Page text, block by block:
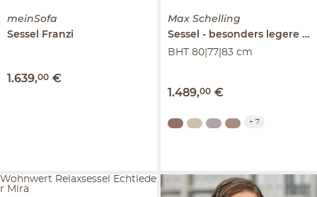
meinSofa
Sessel Franzi
1.639,00 €
Max Schelling
Sessel
besonders legere Polsterung
BHT 80|77|83 cm
1.489,00 €
+ 7
Wohnwert Relaxsessel Echtlede
r Mira